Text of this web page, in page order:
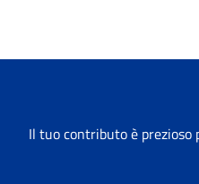
Il tuo contributo è